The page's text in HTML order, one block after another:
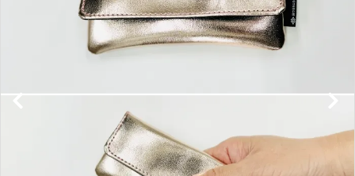
新規会員登録